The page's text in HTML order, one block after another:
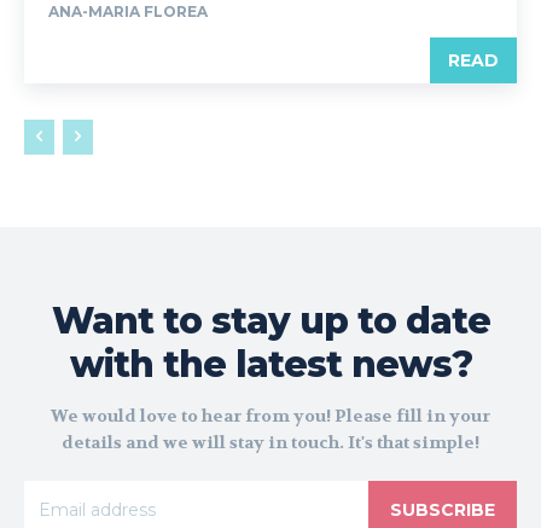
ANA-MARIA FLOREA
READ
Want to stay up to date
with the latest news?
We would love to hear from you! Please fill in your
details and we will stay in touch. It's that simple!
SUBSCRIBE